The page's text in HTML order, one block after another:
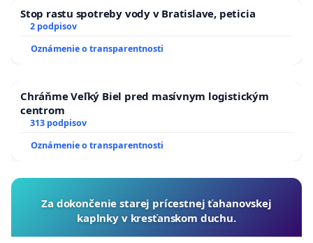
Stop rastu spotreby vody v Bratislave, peticia
2 podpisov
Oznámenie o transparentnosti
Chráňme Veľký Biel pred masívnym logistickým
centrom
313 podpisov
Oznámenie o transparentnosti
Za dokončenie starej prícestnej ťahanovskej
kaplnky v kresťanskom duchu.